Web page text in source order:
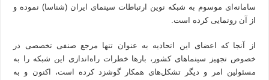
سامانه‌ای موسوم به شبکه نوین ارتباطات سینمای ایران (شناسا) نموده و
از آن رونمایی کرده است.
از آنجا که اعضای این اتحادیه به عنوان تنها مرجع صنفی تخصصی در
خصوص تجهیز سینماهای کشور، بارها خطرات راه‌اندازی این شبکه را به
مسئولین امر و دیگر تشکل‌های همکار گوشزد کرده است، اکنون و به